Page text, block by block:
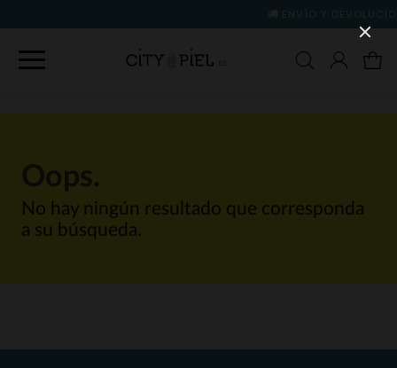
ENVÍO Y DEVOLUCIONES GRATIS
No hay ningún resultado que corresponda
a su búsqueda.